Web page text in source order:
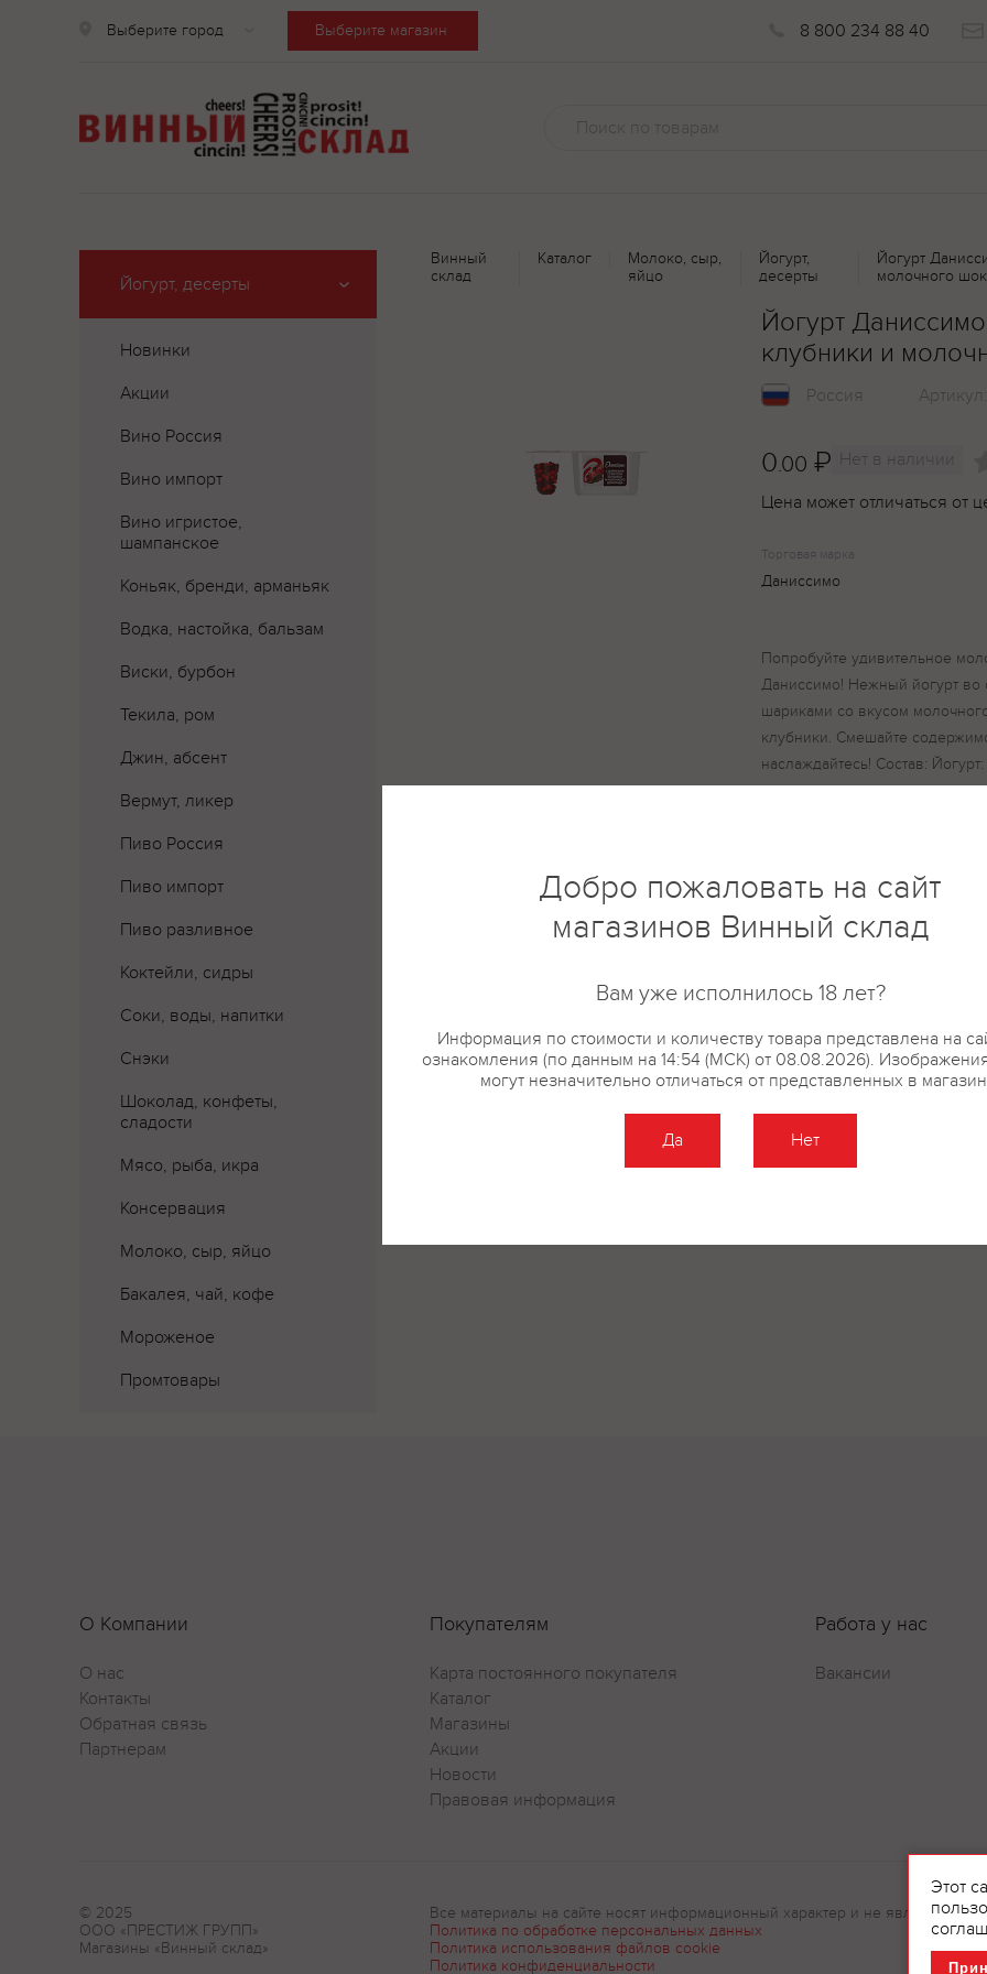
Выберите город Выберите магазин 8 800 234 88 40
Йогурт, десерты
Новинки
Акции
Вино Россия
Вино импорт
Вино игристое,
шампанское
Коньяк, бренди, арманьяк
Водка, настойка, бальзам
Виски, бурбон
Текила, ром
Джин, абсент
Вермут, ликер
Пиво Россия
Пиво импорт
Пиво разливное
Коктейли, сидры
Соки, воды, напитки
Снэки
Шоколад, конфеты,
сладости
Мясо, рыба, икра
Консервация
Молоко, сыр, яйцо
Бакалея, чай, кофе
Мороженое
Промтовары
Винный
склад
Каталог
Молоко, сыр,
яйцо
Йогурт,
десерты
Йогурт
молочного
Йогурт
клубники и
Россия Артикул:
0.00 ₽ Нет в наличии
Цена может отличаться от
Торговая марка
Даниссимо
Попробуйте удивительное
Даниссимо! Нежный йогурт во
шариками со вкусом
клубники. Смешайте
наслаждайтесь! Состав:
восстановленное молоко из
закваска. Хрустящие шарики
шоколад (сахар, какао-масло,
молочная сыворотка,
ароматизатор); злаковая
сахар, мука из ячменного
свекольный, кармины;
глазирователь: шеллак;
кислота; ароматизаторы.
Описание Отзывы
О Компании
О нас
Контакты
Обратная связь
Партнерам
Покупателям
Карта постоянного покупателя
Каталог
Магазины
Акции
Новости
Правовая информация
Работа у нас
Вакансии
© 2025
ООО «ПРЕСТИЖ ГРУПП»
Магазины «Винный склад»
Все материалы на сайте носят информационный характер и не являются
Политика по обработке персональных данных
Политика использования файлов cookie
Политика конфиденциальности
Этот
Добро пожаловать на сайт
магазинов Винный склад
Вам уже исполнилось 18 лет?
Информация по стоимости и количеству товара представлена на
ознакомления (по данным на 14:54 (МСК) от 08.08.2026).
могут незначительно отличаться от представленных в
Да Нет